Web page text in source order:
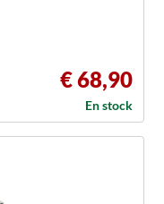
€ 68,90
En stock